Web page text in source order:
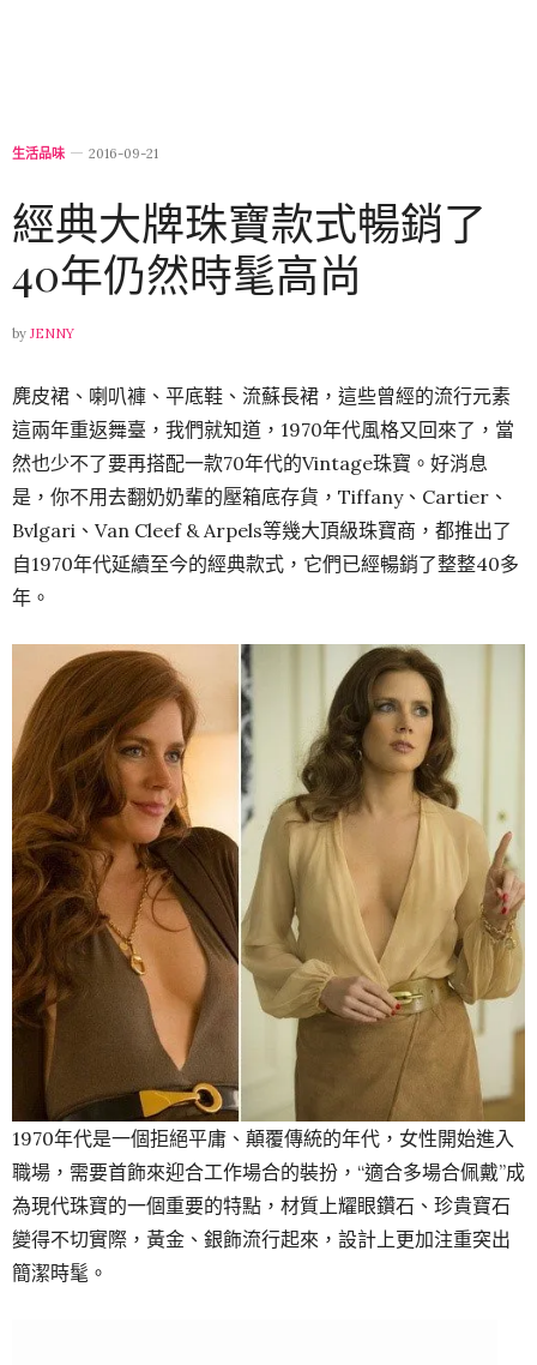
生活品味 2016-09-21
經典大牌珠寶款式暢銷了
40年仍然時髦高尚
by JENNY
麂皮裙、喇叭褲、平底鞋、流蘇長裙，這些曾經的流行元素
這兩年重返舞臺，我們就知道，1970年代風格又回來了，當
然也少不了要再搭配一款70年代的Vintage珠寶。好消息
是，你不用去翻奶奶輩的壓箱底存貨，Tiffany、Cartier、
Bvlgari、Van Cleef & Arpels等幾大頂級珠寶商，都推出了
自1970年代延續至今的經典款式，它們已經暢銷了整整40多
年。
1970年代是一個拒絕平庸、顛覆傳統的年代，女性開始進入
職場，需要首飾來迎合工作場合的裝扮，“適合多場合佩戴”成
為現代珠寶的一個重要的特點，材質上耀眼鑽石、珍貴寶石
變得不切實際，黃金、銀飾流行起來，設計上更加注重突出
簡潔時髦。